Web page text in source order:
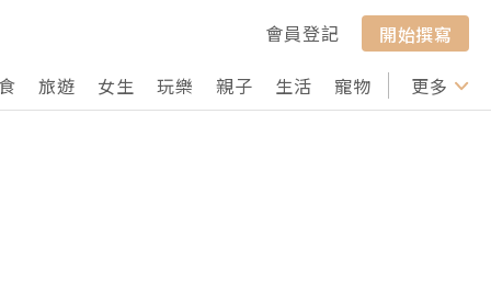
會員登記
開始撰寫
旅遊 女生 玩樂 親子 生活 寵物 行山 打卡
更多